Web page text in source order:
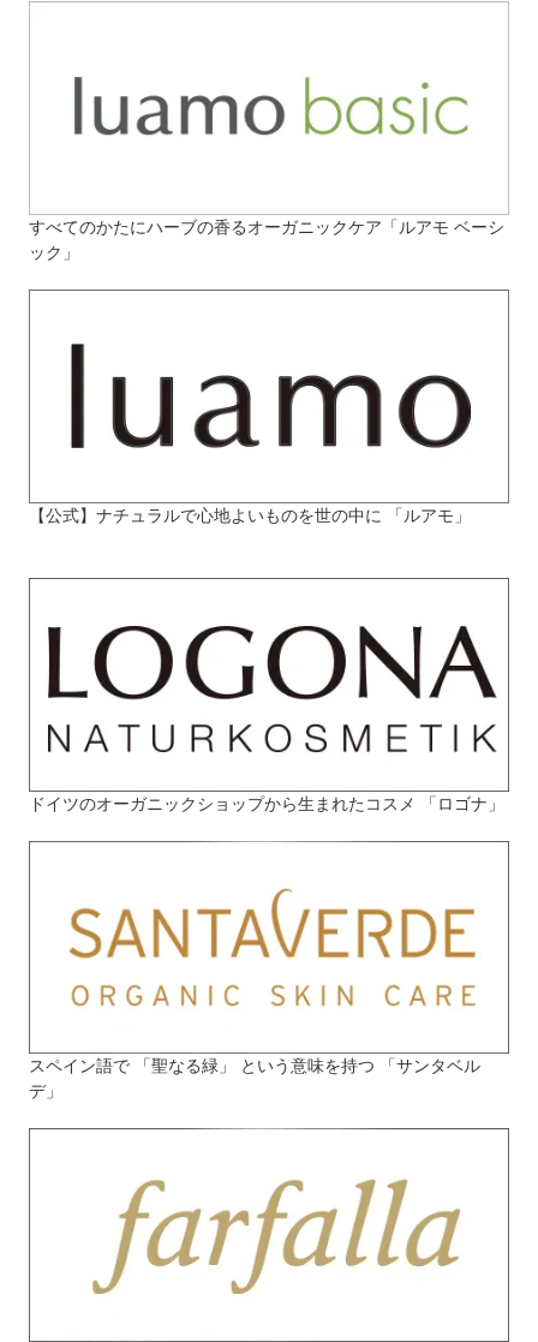
すべてのかたにハーブの香るオーガニックケア「ルアモ ベーシ
ック」
【公式】ナチュラルで心地よいものを世の中に 「ルアモ」
ドイツのオーガニックショップから生まれたコスメ 「ロゴナ」
スペイン語で 「聖なる緑」 という意味を持つ 「サンタベル
デ」